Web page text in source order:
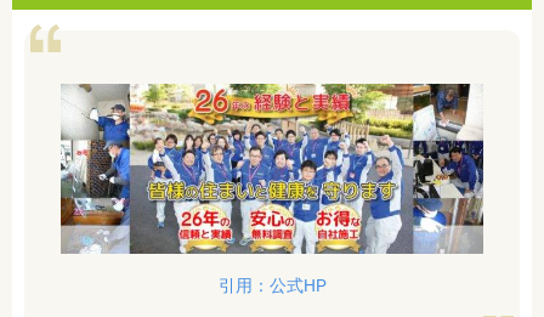
引用：公式HP